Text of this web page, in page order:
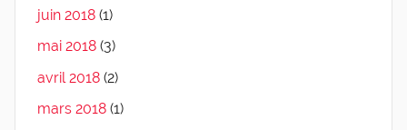
juin 2018 (1)
mai 2018 (3)
avril 2018 (2)
mars 2018 (1)